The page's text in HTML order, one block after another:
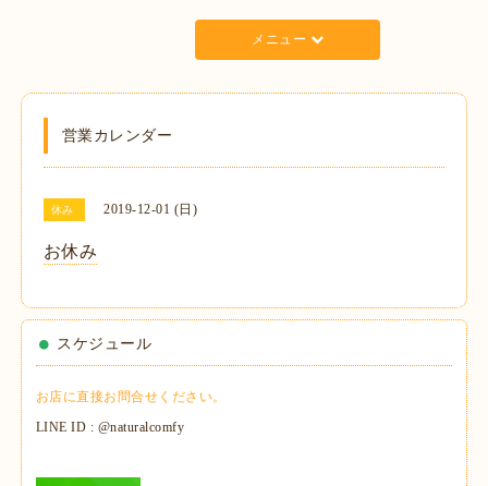
メニュー
営業カレンダー
休み 2019-12-01 (日)
お休み
スケジュール
お店に直接お問合せください。
LINE ID : @naturalcomfy